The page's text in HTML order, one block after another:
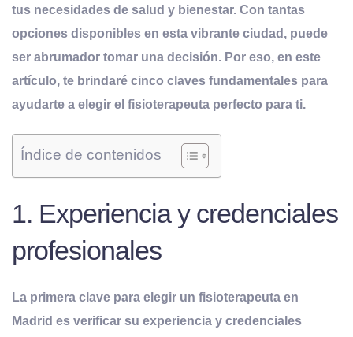
tus necesidades de salud y bienestar. Con tantas
opciones disponibles en esta vibrante ciudad , puede
ser abrumador tomar una decisión. Por eso, en este
artículo, te brindaré cinco claves fundamentales para
ayudarte a elegir el fisioterapeuta perfecto para ti.
Índice de contenidos
1. Experiencia y credenciales
profesionales
La primera clave para elegir un fisioterapeuta en
Madrid es verificar su experiencia y credenciales